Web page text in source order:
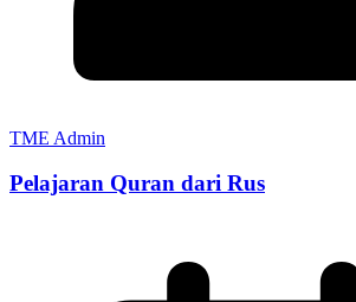
TME Admin
Pelajaran Quran dari Rus